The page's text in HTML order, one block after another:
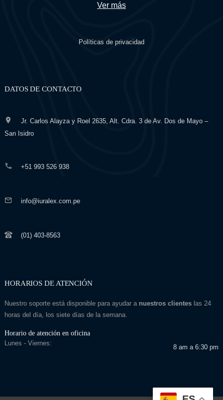
Ver más
Políticas de privacidad
DATOS DE CONTACTO
Jr. Carlos Alayza y Roel 2635, Alt. Cdra. 3 de Av. Dos de Mayo –
San Isidro
+51 993 526 938
info@iuralex.com.pe
(01) 403-8563
HORARIOS DE ATENCIÓN
Nuestro soporte está disponible para ayudar a nuestros clienteslas 24
horas del día, los siete días de la semana.
Horario de atención en oficina
Lunes - Viernes:
8 am a 6:30 pm